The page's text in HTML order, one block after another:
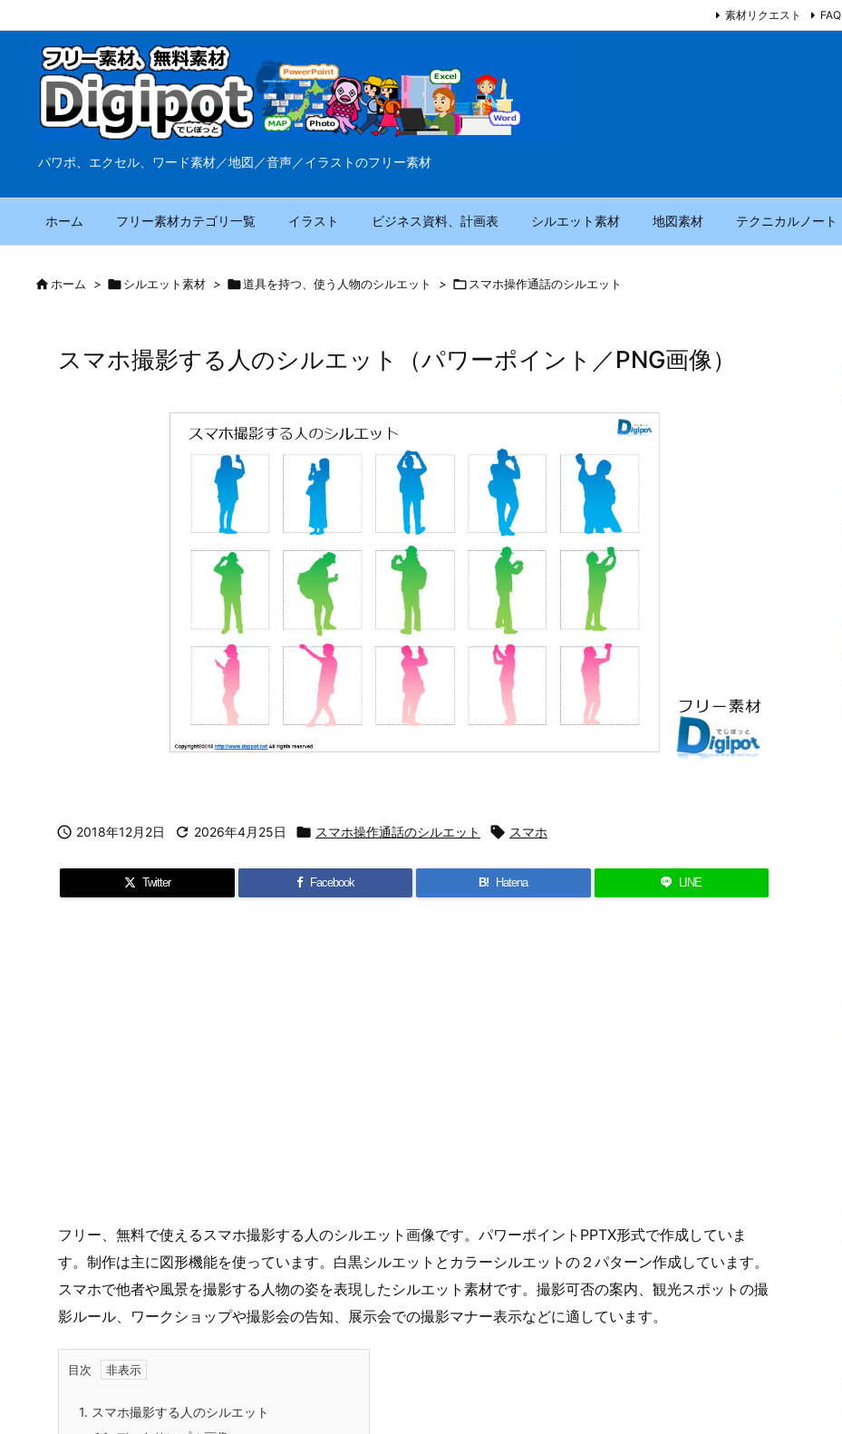
パワポ、エクセル、ワード素材／地図／音声／イラストのフリー素材
ホーム フリー素材カテゴリ一覧 イラスト ビジネス資料、計画表 シルエット素材 地図素材 テクニカルノート
素材リクエスト FAQ
ホーム > シルエット素材 > 道具を持つ、使う人物のシルエット >  スマホ操作通話のシルエット
スマホ撮影する人のシルエット（パワーポイント／PNG画像）
 2018年12月2日  2026年4月25日  スマホ操作通話のシルエット  スマホ
Twitter Facebook B! Hatena LINE
フリー、無料で使えるスマホ撮影する人のシルエット画像です。パワーポイントPPTX形式で作成していま
す。制作は主に図形機能を使っています。白黒シルエットとカラーシルエットの２パターン作成しています。
スマホで他者や風景を撮影する人物の姿を表現したシルエット素材です。撮影可否の案内、観光スポットの撮
影ルール、ワークショップや撮影会の告知、展示会での撮影マナー表示などに適しています。
目次
1. スマホ撮影する人のシルエット